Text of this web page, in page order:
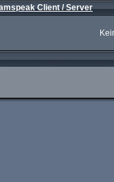
Client / Server